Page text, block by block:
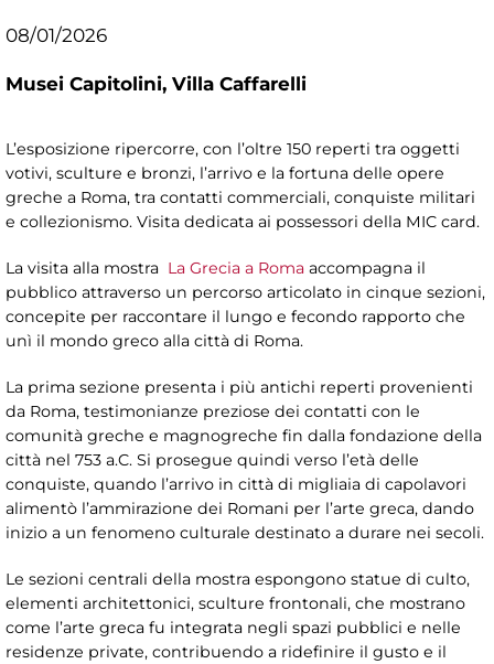
08/01/2026
Musei Capitolini, Villa Caffarelli
L’esposizione ripercorre, con l’oltre 150 reperti tra oggetti
votivi, sculture e bronzi, l’arrivo e la fortuna delle opere
greche a Roma, tra contatti commerciali, conquiste militari
e collezionismo. Visita dedicata ai possessori della MIC card.
La visita alla mostra La Grecia a Roma accompagna il
pubblico attraverso un percorso articolato in cinque sezioni,
concepite per raccontare il lungo e fecondo rapporto che
unì il mondo greco alla città di Roma.
La prima sezione presenta i più antichi reperti provenienti
da Roma, testimonianze preziose dei contatti con le
comunità greche e magnogreche fin dalla fondazione della
città nel 753 a.C. Si prosegue quindi verso l’età delle
conquiste, quando l’arrivo in città di migliaia di capolavori
alimentò l’ammirazione dei Romani per l’arte greca, dando
inizio a un fenomeno culturale destinato a durare nei secoli.
Le sezioni centrali della mostra espongono statue di culto,
elementi architettonici, sculture frontonali, che mostrano
come l’arte greca fu integrata negli spazi pubblici e nelle
residenze private, contribuendo a ridefinire il gusto e il